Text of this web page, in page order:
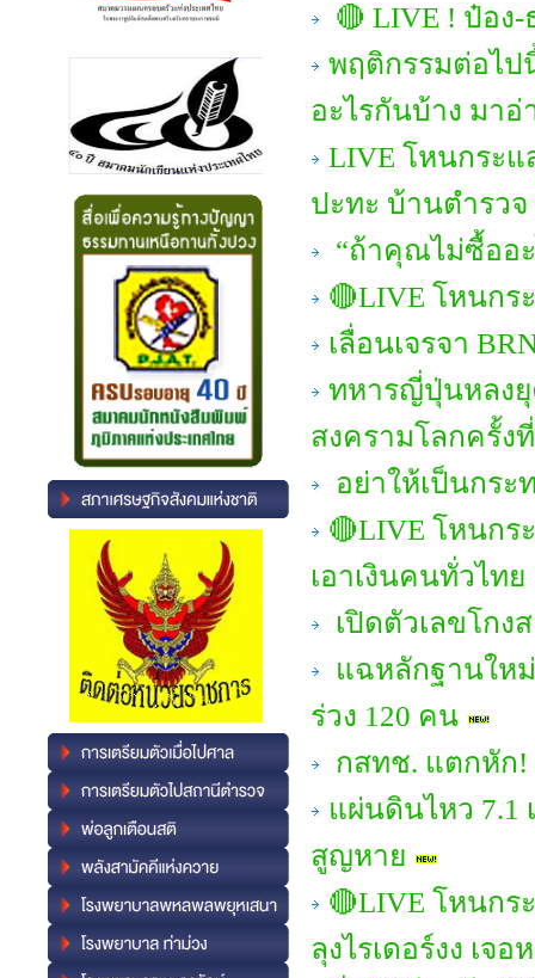
🔴 LIVE ! ป๋อง
พฤติกรรมต่อไป
อะไรกันบ้าง มา
LIVE โหนกระ
ปะทะ บ้านตำรวจ
“ถ้าคุณไม่ซื้ออ
🔴LIVE โหนกร
เลื่อนเจรจา
ทหารญี่ปุ่นหลง
สงครามโลกครั้ง
อย่าให้เป็นกระ
🔴LIVE โหนกร
เอาเงินคนทั่วไทย
เปิดตัวเลขโก
แฉหลักฐานให
ร่วง 120 คน
กสทช. แตกหัก
แผ่นดินไหว 7.1
สูญหาย
🔴LIVE โหนกร
ลุงไรเดอร์งง เจ